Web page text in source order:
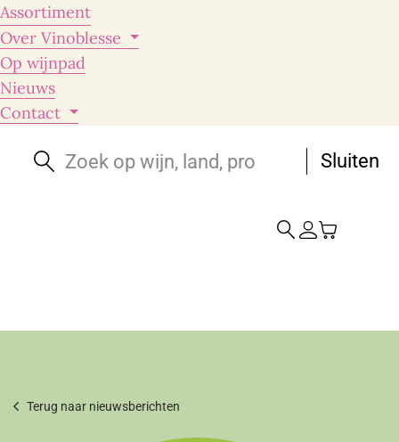
Assortiment
Over Vinoblesse
Op wijnpad
Nieuws
Contact
Sluiten
Terug naar nieuwsberichten